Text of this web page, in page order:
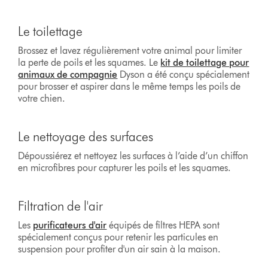
Le toilettage
Brossez et lavez régulièrement votre animal pour limiter
la perte de poils et les squames. Le kit de toilettage pour
animaux de compagnie Dyson a été conçu spécialement
pour brosser et aspirer dans le même temps les poils de
votre chien.
Le nettoyage des surfaces
Dépoussiérez et nettoyez les surfaces à l’aide d’un chiffon
en microfibres pour capturer les poils et les squames.
Filtration de l'air
Les purificateurs d'air équipés de filtres HEPA sont
spécialement conçus pour retenir les particules en
suspension pour profiter d'un air sain à la maison.